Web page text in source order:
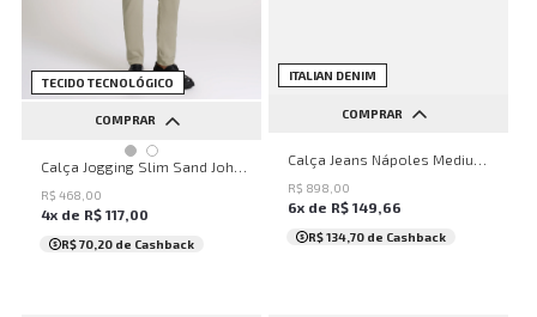
NEW
TECIDO TECNOLÓGICO
COMPRAR
38 40 42 44 46
R$ 468 00
4x de R$ 117 00
R$ 70,20 de Cashback
ITALIAN DENIM
COMPRAR
36 38 40 42
44
R$ 898,00
6x de R$ 149,66
R$ 134,70 de Cashback